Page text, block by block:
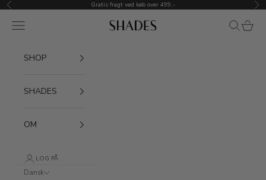
Spring til indhold
Forrige Gratis fragt ved køb over 499,-
SHADES
Menu Søg
SHOP
SHADES
OM
LOG PÅ
Dansk